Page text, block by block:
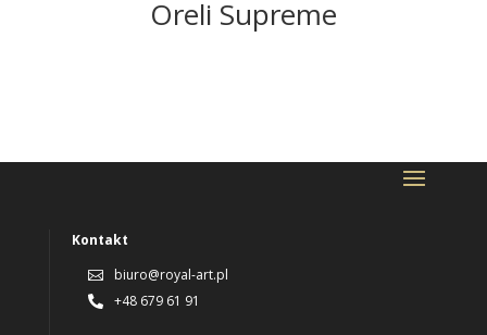
Oreli Supreme
Kontakt
 biuro@royal-art.pl
 +48 679 61 91